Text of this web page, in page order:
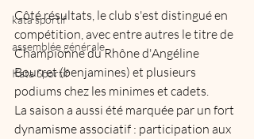
kata sportif
assemblée générale
Kata Sportif
Côté résultats, le club s'est distingué en
compétition, avec entre autres le titre de
Championne du Rhône d'Angéline
Bourret (benjamines) et plusieurs
podiums chez les minimes et cadets.
La saison a aussi été marquée par un fort
dynamisme associatif : participation aux